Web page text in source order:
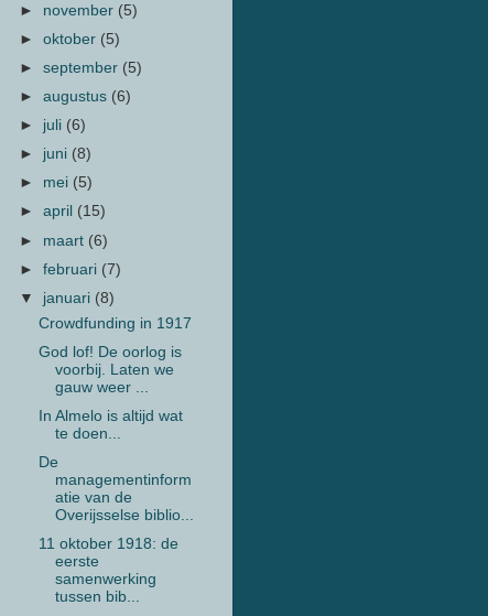
► november (5)
►oktober (5)
►september (5)
►augustus (6)
► juli (6)
► juni (8)
► mei (5)
►april (15)
► maart (6)
►februari (7)
▼ januari (8)
Crowdfunding in 1917
God lof! De oorlog is
voorbij. Laten we
gauw weer ...
In Almelo is altijd wat
te doen...
De
managementinform
atie van de
Overijsselse biblio...
11 oktober 1918: de
eerste
samenwerking
tussen bib...